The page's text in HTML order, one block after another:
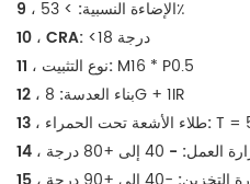
9 ، الإضاءة النسبية:> 53٪
10 ، CRA:
<18 درجة
11 ، نوع التثبيت: M16 * P0.5
12 ، بناء العدسة:8G + 1IR
13 ، طلاء الأشعة تحت الحمراء:
العمل: -